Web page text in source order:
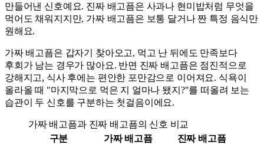
만들어낸 신호예요. 진짜 배고픔은 사과나 현미밥처럼 무엇을
먹어도 채워지지만, 가짜 배고픔은 보통 달거나 짠 특정 음식만
원해요.
가짜 배고픔은 갑자기 찾아오고, 먹고 난 뒤에도 만족보다
후회가 남는 경우가 많아요. 반면 진짜 배고픔은 점진적으로
강해지고, 식사 후에는 편안한 포만감으로 이어져요. 식욕이
올라올 때 "마지막으로 먹은 지 얼마나 됐지?"를 떠올려 보는
습관이 두 신호를 구분하는 첫걸음이에요.
가짜 배고픔과 진짜 배고픔의 신호 비교
구분
가짜 배고픔
진짜 배고픔